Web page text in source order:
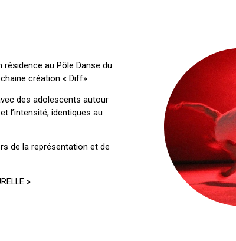
résidence au Pôle Danse du
création « Diff».
des adolescents autour
l’intensité, identiques au
de la représentation et de
»